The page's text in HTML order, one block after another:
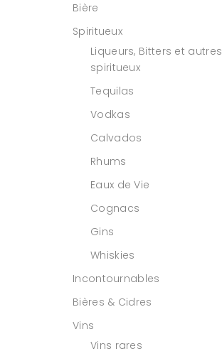
Bière
Spiritueux
Liqueurs, Bitters et autres
spiritueux
Tequilas
Vodkas
Calvados
Rhums
Eaux de Vie
Cognacs
Gins
Whiskies
Incontournables
Bières & Cidres
Vins
Vins rares